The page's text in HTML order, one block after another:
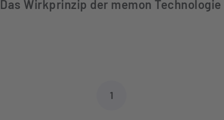
Das Wirkprinzip der memon Technologie